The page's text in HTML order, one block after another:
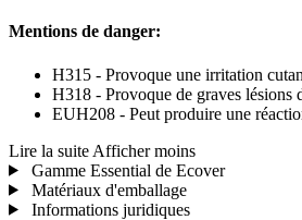
Mentions de danger:
H315 - Provoque une irritation
H318 - Provoque de graves lésions
EUH208 - Peut produire une
Lire la suite Afficher moins
Gamme Essential de Ecover
Matériaux d'emballage
Informations juridiques